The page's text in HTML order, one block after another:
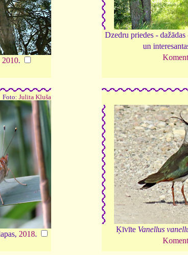
2010.
Dzedru priedes - dažādas
un
Foto: Julita Kluša
2018.
Ķīvīte Vanellus